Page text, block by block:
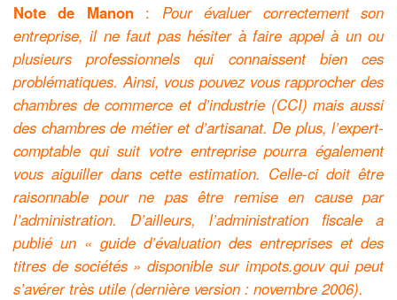
Note de Manon : Pour évaluer correctement son
entreprise, il ne faut pas hésiter à faire appel à un ou
plusieurs professionnels qui connaissent bien ces
problématiques. Ainsi, vous pouvez vous rapprocher des
chambres de commerce et d’industrie (CCI) mais aussi
des chambres de métier et d’artisanat. De plus, l’expert-
comptable qui suit votre entreprise pourra également
vous aiguiller dans cette estimation. Celle-ci doit être
raisonnable pour ne pas être remise en cause par
l’administration. D’ailleurs, l’administration fiscale a
publié un « guide d’évaluation des entreprises et des
titres de sociétés » disponible sur impots.gouv qui peut
s’avérer très utile (dernière version : novembre 2006).